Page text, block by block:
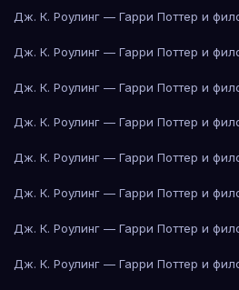
Дж. К. Роулинг — Гарри Поттер и
Дж. К. Роулинг — Гарри Поттер и
Дж. К. Роулинг — Гарри Поттер и
Дж. К. Роулинг — Гарри Поттер и
Дж. К. Роулинг — Гарри Поттер и
Дж. К. Роулинг — Гарри Поттер и
Дж. К. Роулинг — Гарри Поттер и
Дж. К. Роулинг — Гарри Поттер и